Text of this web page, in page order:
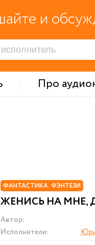
и
Про
ФАНТАСТИКА. ФЭНТЕЗИ
ЖЕНИСЬ НА МНЕ,
Автор:
Исполнители: